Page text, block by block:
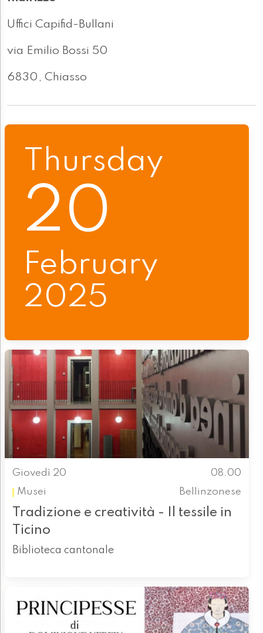
Uffici Capifid-Bullani
via Emilio Bossi 50
6830, Chiasso
Thursday
20
February
2025
Giovedì 20
08.00
Musei
Bellinzonese
Tradizione e creatività - Il tessile in
Ticino
Biblioteca cantonale